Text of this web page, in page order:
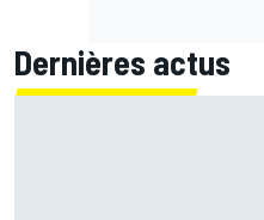
Dernières actus